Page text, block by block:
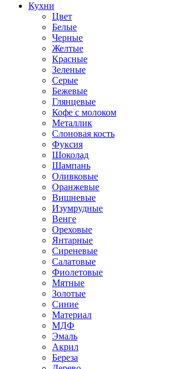
Кухни
Цвет
Белые
Черные
Желтые
Красные
Зеленые
Серые
Бежевые
Глянцевые
Кофе с молоком
Металлик
Слоновая кость
Фуксия
Шоколад
Шампань
Оливковые
Оранжевые
Вишневые
Изумрудные
Венге
Ореховые
Янтарные
Сиреневые
Салатовые
Фиолетовые
Мятные
Золотые
Синие
Материал
МДФ
Эмаль
Акрил
Береза